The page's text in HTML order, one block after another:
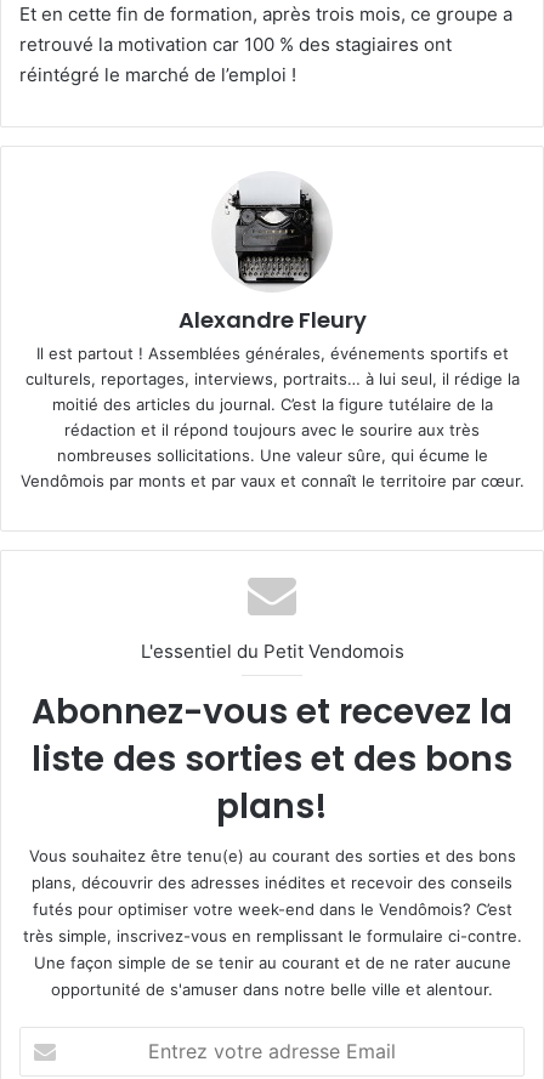
Et en cette fin de formation, après trois mois, ce groupe a
retrouvé la motivation car 100 % des stagiaires ont
réintégré le marché de l’emploi !
Alexandre Fleury
Il est partout ! Assemblées générales, événements sportifs et
culturels, reportages, interviews, portraits… à lui seul, il rédige la
moitié des articles du journal. C’est la figure tutélaire de la
rédaction et il répond toujours avec le sourire aux très
nombreuses sollicitations. Une valeur sûre, qui écume le
Vendômois par monts et par vaux et connaît le territoire par cœur.
L'essentiel du Petit Vendomois
Abonnez-vous et recevez la
liste des sorties et des bons
plans!
Vous souhaitez être tenu(e) au courant des sorties et des bons
plans, découvrir des adresses inédites et recevoir des conseils
futés pour optimiser votre week-end dans le Vendômois? C’est
très simple, inscrivez-vous en remplissant le formulaire ci-contre.
Une façon simple de se tenir au courant et de ne rater aucune
opportunité de s'amuser dans notre belle ville et alentour.